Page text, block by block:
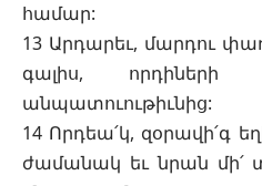
համար:
13 Արդարեւ, մարդու
գալիս, որդիների
անպատուութիւնից:
14 Որդեա՛կ, զօրավի՛գ
ժամանակ եւ նրան մի՛